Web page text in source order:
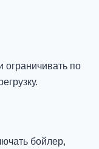
ограничивать по
бойлер,